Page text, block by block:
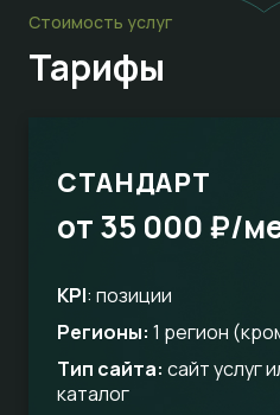
Стоимость услуг
Тарифы
СТАНДАРТ
от 35 000 ₽/
KPI: позиции
Регионы: 1 регион
Тип сайта: сайт услуг
каталог